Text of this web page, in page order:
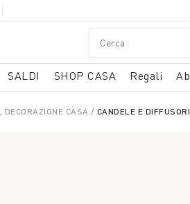
SALDI SHOP CASA Regali
DECORAZIONE CASA CANDELE E DIFFUSORI